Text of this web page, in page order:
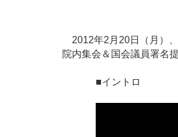
2012年2月20日（月）
院内集会＆国会議員署名
■イントロ